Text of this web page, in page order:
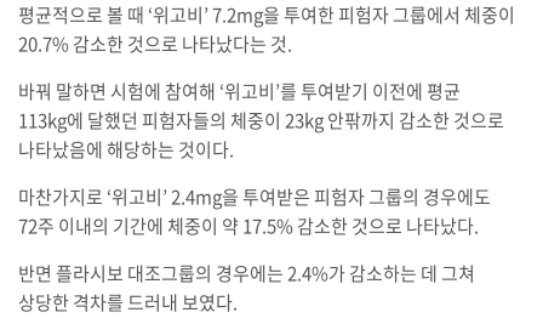
평균적으로 볼 때 ‘위고비’ 7.2mg을 투여한 피험자 그룹에서 체중이
20.7% 감소한 것으로 나타났다는 것.
바꿔 말하면 시험에 참여해 ‘위고비’를 투여받기 이전에 평균
113kg에 달했던 피험자들의 체중이 23kg 안팎까지 감소한 것으로
나타났음에 해당하는 것이다.
마찬가지로 ‘위고비’ 2.4mg을 투여받은 피험자 그룹의 경우에도
72주 이내의 기간에 체중이 약 17.5% 감소한 것으로 나타났다.
반면 플라시보 대조그룹의 경우에는 2.4%가 감소하는 데 그쳐
상당한 격차를 드러내 보였다.